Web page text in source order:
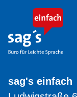
sag's einfach